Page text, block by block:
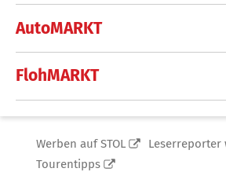
AutoMARKT
FlohMARKT
Werben auf STOL
Leserreporter
Tourentipps